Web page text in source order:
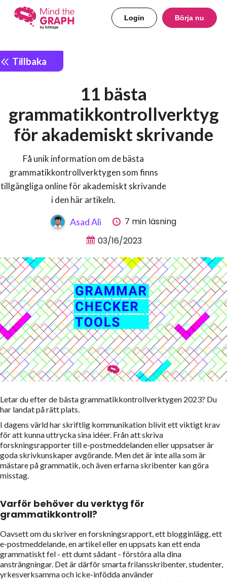
Login Börja nu
Tillbaka
11 bästa
grammatikkontrollverktyg
för akademiskt skrivande
Få unik information om de bästa
grammatikkontrollverktygen som finns
tillgängliga online för akademiskt skrivande
i den här artikeln.
Asad Ali
7 min läsning
03/16/2023
Letar du efter de bästa grammatikkontrollverktygen 2023? Du
har landat på rätt plats.
I dagens värld har skriftlig kommunikation blivit ett viktigt krav
för att kunna uttrycka sina idéer. Från att skriva
forskningsrapporter till e-postmeddelanden eller uppsatser är
goda skrivkunskaper avgörande. Men det är inte alla som är
mästare på grammatik, och även erfarna skribenter kan göra
misstag.
Varför behöver du verktyg för
grammatikkontroll?
Oavsett om du skriver en forskningsrapport, ett blogginlägg, ett
e-postmeddelande, en artikel eller en uppsats kan ett enda
grammatiskt fel - ett dumt sådant - förstöra alla dina
ansträngningar. Det är därför smarta frilansskribenter, studenter,
yrkesverksamma och icke-infödda använder